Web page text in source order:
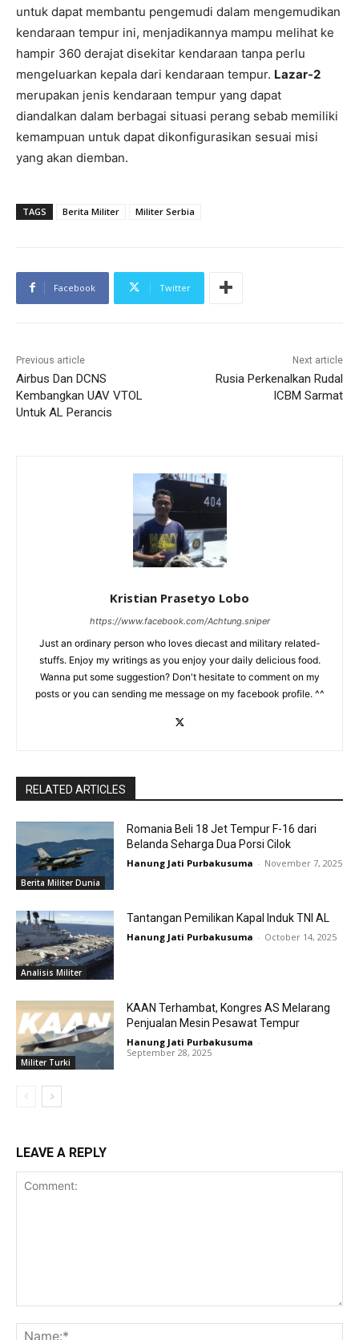
untuk dapat membantu pengemudi dalam mengemudikan
kendaraan tempur ini, menjadikannya mampu melihat ke
hampir 360 derajat disekitar kendaraan tanpa perlu
mengeluarkan kepala dari kendaraan tempur. Lazar-2
merupakan jenis kendaraan tempur yang dapat
diandalkan dalam berbagai situasi perang sebab memiliki
kemampuan untuk dapat dikonfigurasikan sesuai misi
yang akan diemban.
TAGS Berita Militer Militer Serbia
Facebook Twitter
Previous article
Airbus Dan DCNS
Kembangkan UAV VTOL
Untuk AL Perancis
Next article
Rusia Perkenalkan Rudal
ICBM Sarmat
Kristian Prasetyo Lobo
https://www.facebook.com/Achtung.sniper
Just an ordinary person who loves diecast and military related-
stuffs. Enjoy my writings as you enjoy your daily delicious food.
Wanna put some suggestion? Don't hesitate to comment on my
posts or you can sending me message on my facebook profile. ^^
RELATED ARTICLES
Berita Militer Dunia
Romania Beli 18 Jet Tempur F-16 dari
Belanda Seharga Dua Porsi Cilok
Hanung Jati Purbakusuma - November 7, 2025
Analisis Militer
Tantangan Pemilikan Kapal Induk TNI AL
Hanung Jati Purbakusuma - October 14, 2025
Militer Turki
KAAN Terhambat, Kongres AS Melarang
Penjualan Mesin Pesawat Tempur
Hanung Jati Purbakusuma -
September 28, 2025
LEAVE A REPLY